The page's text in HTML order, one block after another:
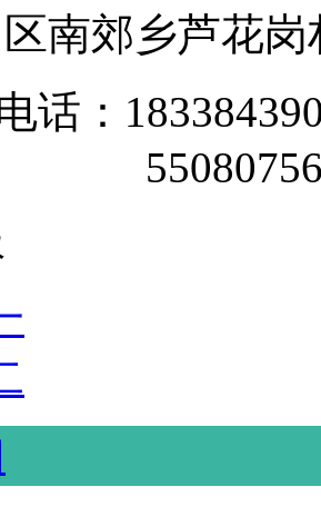
南郊乡芦花
话：